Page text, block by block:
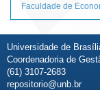
Faculdade de
Universidade de
Coordenadoria de
(61) 3107-2683
repositorio@unb.br